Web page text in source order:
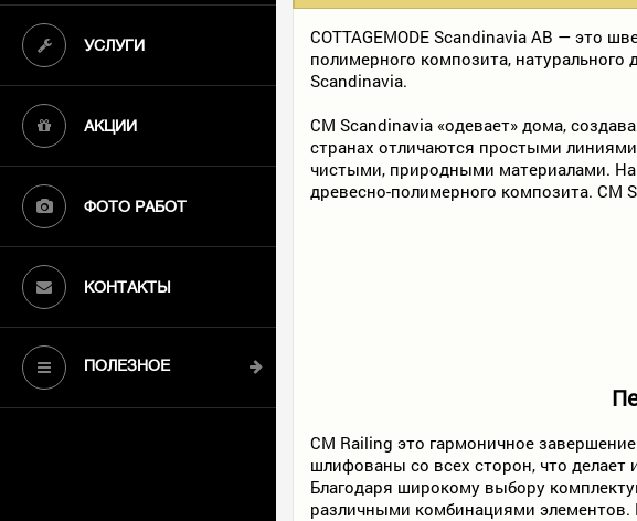
УСЛУГИ
АКЦИИ
ФОТО РАБОТ
КОНТАКТЫ
ПОЛЕЗНОЕ
COTTAGEMODE Scandinavia AB — это
полимерного композита,
Scandinavia.
CM Scandinavia «одевает» дома,
странах отличаются простыми
чистыми, природными материалами.
древесно-полимерного композита. CM
CM Railing это гармоничное
шлифованы со всех сторон, что
Благодаря широкому выбору
различными комбинациями элементов.